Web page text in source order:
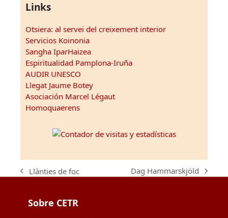
Links
Otsiera: al servei del creixement interior
Servicios Koinonia
Sangha IparHaizea
Espiritualidad Pamplona-Iruña
AUDIR UNESCO
Llegat Jaume Botey
Asociación Marcel Légaut
Homoquaerens
previous
Llànties de foc
next
Dag Hammarskjöld
Sobre CETR